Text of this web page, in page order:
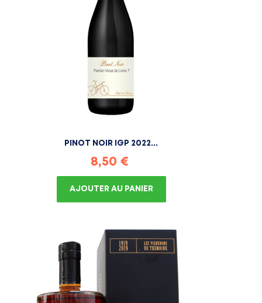
PINOT NOIR IGP 2022...
Prix
8,50 €
AJOUTER AU PANIER